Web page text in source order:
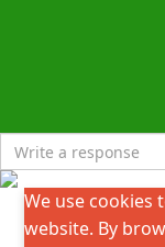
We use cookies
website. By